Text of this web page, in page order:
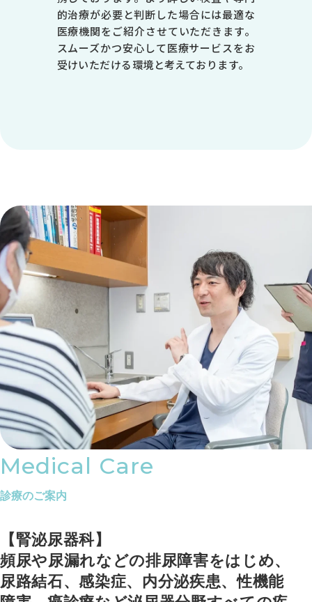
-
●
-
的治療が必要と判断した場合には最適な
医療機関をご紹介させていただきます。
スムーズかつ安心して医療サービスをお
受けいただける環境と考えております。
Medical Care
診療のご案内
【腎泌尿器科】
頻尿や尿漏れなどの排尿障害をはじめ、
尿路結石、感染症、内分泌疾患、性機能